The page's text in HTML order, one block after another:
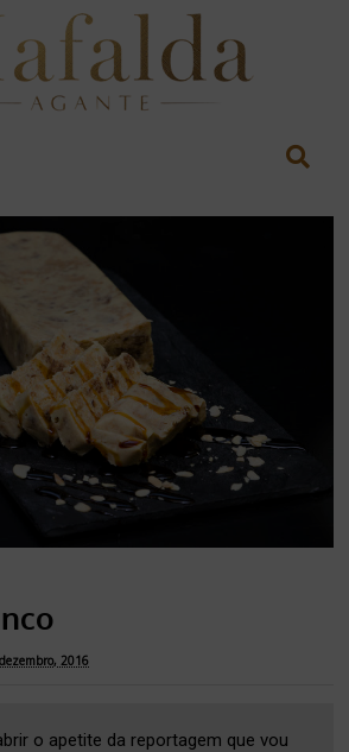
2016
o apetite da reportagem que vou